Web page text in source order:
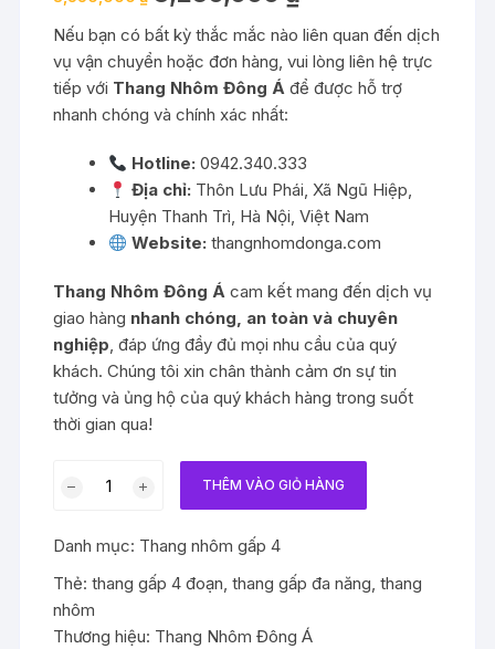
gốc
là:
3,550,000 ₫. là:
3,250,000 ₫.
Nếu bạn có bất kỳ thắc mắc nào liên quan đến dịch
vụ vận chuyển hoặc đơn hàng, vui lòng liên hệ trực
tiếp với Thang Nhôm Đông Á để được hỗ trợ
nhanh chóng và chính xác nhất:
Hotline: 0942.340.333
Địa chỉ: Thôn Lưu Phái, Xã Ngũ Hiệp,
Huyện Thanh Trì, Hà Nội, Việt Nam
Website: thangnhomdonga.com
Thang Nhôm Đông Á cam kết mang đến dịch vụ
giao hàng nhanh chóng, an toàn và chuyên
nghiệp, đáp ứng đầy đủ mọi nhu cầu của quý
khách. Chúng tôi xin chân thành cảm ơn sự tin
tưởng và ủng hộ của quý khách hàng trong suốt
thời gian qua!
Đa
Năng
Trắng
4
THÊM VÀO GIỎ HÀNG
Danh mục: Thang nhôm gấp 4
Thẻ:thang gấp 4 đoạn,thang gấp đa năng,thang
nhôm
Thương hiệu: Thang Nhôm Đông Á